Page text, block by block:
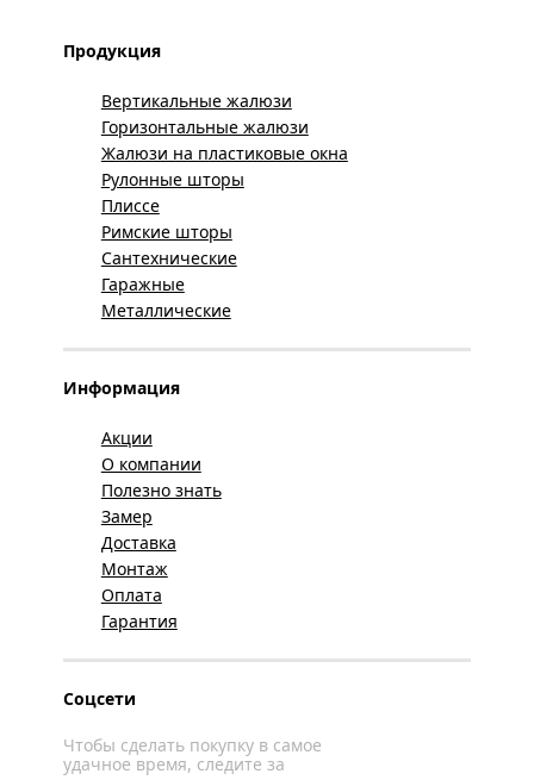
Продукция
Вертикальные жалюзи
Горизонтальные жалюзи
Жалюзи на пластиковые окна
Рулонные шторы
Плиссе
Римские шторы
Сантехнические
Гаражные
Металлические
Информация
Акции
О компании
Полезно знать
Замер
Доставка
Монтаж
Оплата
Гарантия
Соцсети
Чтобы сделать покупку в самое
удачное время, следите за